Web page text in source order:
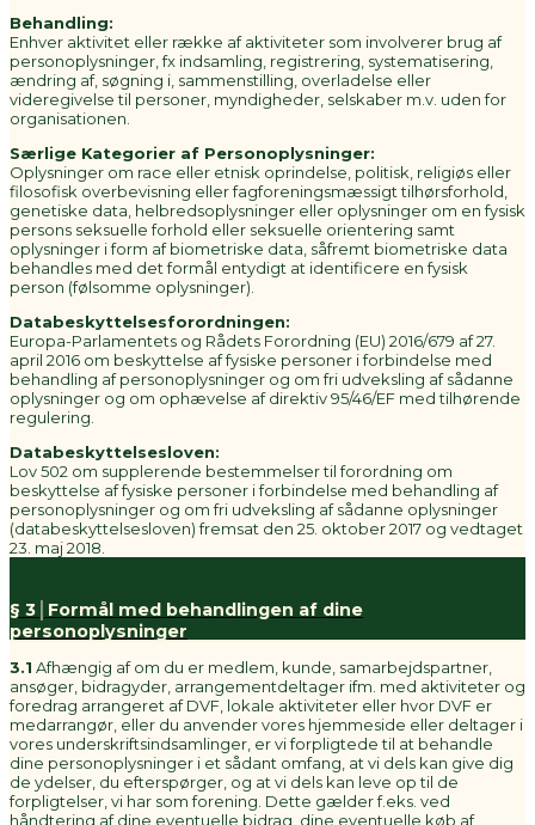
Behandling:
Enhver aktivitet eller række af aktiviteter som involverer brug af
personoplysninger, fx indsamling, registrering, systematisering,
ændring af, søgning i, sammenstilling, overladelse eller
videregivelse til personer, myndigheder, selskaber m.v. uden for
organisationen.
Særlige Kategorier af Personoplysninger:
Oplysninger om race eller etnisk oprindelse, politisk, religiøs eller
filosofisk overbevisning eller fagforeningsmæssigt tilhørsforhold,
genetiske data, helbredsoplysninger eller oplysninger om en fysisk
persons seksuelle forhold eller seksuelle orientering samt
oplysninger i form af biometriske data, såfremt biometriske data
behandles med det formål entydigt at identificere en fysisk
person (følsomme oplysninger).
Databeskyttelsesforordningen:
Europa-Parlamentets og Rådets Forordning (EU) 2016/679 af 27.
april 2016 om beskyttelse af fysiske personer i forbindelse med
behandling af personoplysninger og om fri udveksling af sådanne
oplysninger og om ophævelse af direktiv 95/46/EF med tilhørende
regulering.
Databeskyttelsesloven:
Lov 502 om supplerende bestemmelser til forordning om
beskyttelse af fysiske personer i forbindelse med behandling af
personoplysninger og om fri udveksling af sådanne oplysninger
(databeskyttelsesloven) fremsat den 25. oktober 2017 og vedtaget
23. maj 2018.
§ 3│Formål med behandlingen af dine
personoplysninger
3.1 Afhængig af om du er medlem, kunde, samarbejdspartner,
ansøger, bidragyder, arrangementdeltager ifm. med aktiviteter og
foredrag arrangeret af DVF, lokale aktiviteter eller hvor DVF er
medarrangør, eller du anvender vores hjemmeside eller deltager i
vores underskriftsindsamlinger, er vi forpligtede til at behandle
dine personoplysninger i et sådant omfang, at vi dels kan give dig
de ydelser, du efterspørger, og at vi dels kan leve op til de
forpligtelser, vi har som forening. Dette gælder f.eks. ved
håndtering af dine eventuelle bidrag, dine eventuelle køb af